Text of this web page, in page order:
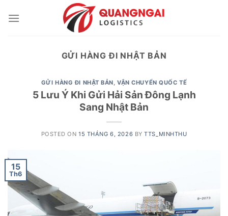
GỬI HÀNG ĐI NHẬT BẢN
GỬI HÀNG ĐI NHẬT BẢN,VẬN CHUYỂN QUỐC TẾ
5 Lưu Ý Khi Gửi Hải Sản Đông Lạnh
Sang Nhật Bản
POSTED ON15 THÁNG 6, 2026 BYTTS_MINHTHU
15
Th6